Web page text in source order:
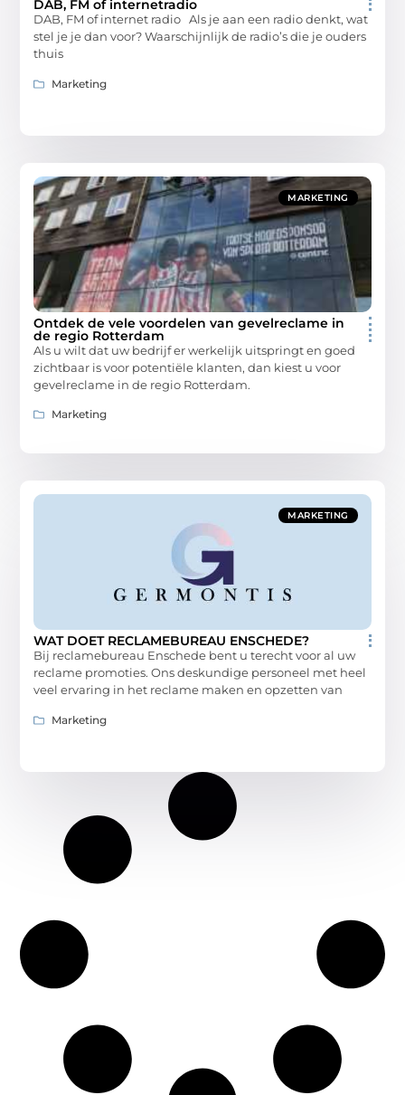
DAB, FM of internetradio
DAB, FM of internet radio Als je aan een radio denkt, wat
stel je je dan voor? Waarschijnlijk de radio’s die je ouders
thuis
Marketing
MARKETING
Ontdek de vele voordelen van gevelreclame in
de regio Rotterdam
Als u wilt dat uw bedrijf er werkelijk uitspringt en goed
zichtbaar is voor potentiële klanten, dan kiest u voor
gevelreclame in de regio Rotterdam.
Marketing
MARKETING
WAT DOET RECLAMEBUREAU ENSCHEDE?
Bij reclamebureau Enschede bent u terecht voor al uw
reclame promoties. Ons deskundige personeel met heel
veel ervaring in het reclame maken en opzetten van
Marketing